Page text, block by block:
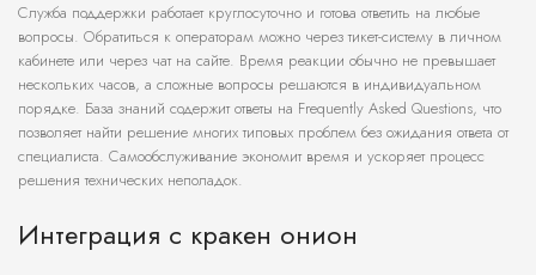
Служба поддержки работает круглосуточно и готова ответить на любые
вопросы. Обратиться к операторам можно через тикет-систему в личном
кабинете или через чат на сайте. Время реакции обычно не превышает
нескольких часов, а сложные вопросы решаются в индивидуальном
порядке. База знаний содержит ответы на Frequently Asked Questions, что
позволяет найти решение многих типовых проблем без ожидания ответа от
специалиста. Самообслуживание экономит время и ускоряет процесс
решения технических неполадок.
Интеграция с кракен онион